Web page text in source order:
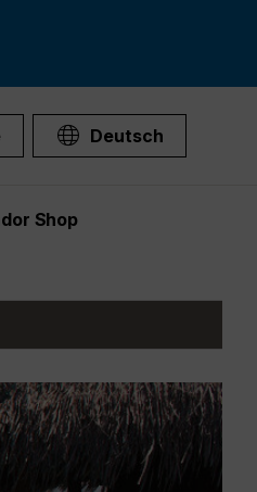
Deutsch
Shop